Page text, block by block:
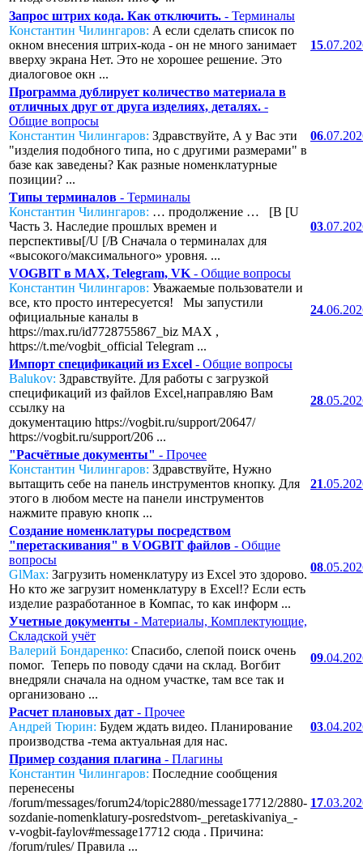
Запрос штрих кода. Как отключить. - Терминалы
Константин Чилингаров: А если сделать список по
окном внесения штрих-кода - он не много занимает
вверху экрана Нет. Это не хорошее решение. Это
диалоговое окн ...
15
Программа дублирует количество материала в
отличных друг от друга изделиях, деталях. -
Общие вопросы
Константин Чилингаров: Здравствуйте, А у Вас эти
"изделия подобного типа, но с другими размерами" в
базе как заведены? Как разные номенклатурные
позиции? ...
06
Типы терминалов - Терминалы
Константин Чилингаров: … продолжение … [B [U
Часть 3. Наследие прошлых времен и
перспективы[/U [/B Сначала о терминалах для
«высокого/максимального» уровня. ...
03
VOGBIT в MAX, Telegram, VK - Общие вопросы
Константин Чилингаров: Уважаемые пользователи и
все, кто просто интересуется! Мы запустили
официальные каналы в
https://max.ru/id7728755867_biz MAX ,
https://t.me/vogbit_official Telegram ...
24
Импорт спецификаций из Excel - Общие вопросы
Balukov: Здравствуйте. Для работы с загрузкой
спецификаций из файлов Excel,направляю Вам
ссылку на
документацию https://vogbit.ru/support/20647/
https://vogbit.ru/support/206 ...
28
"Расчётные документы" - Прочее
Константин Чилингаров: Здравствуйте, Нужно
вытащить себе на панель инструментов кнопку. Для
этого в любом месте на панели инструментов
нажмите правую кнопк ...
21
Создание номенклатуры посредством
"перетаскивания" в VOGBIT файлов - Общие
вопросы
GlMax: Загрузить номенклатуру из Excel это здорово.
Но кто же загрузит номенклатуру в Excel!? Если есть
изделие разработанное в Компас, то как информ ...
08
Учетные документы - Материалы, Комплектующие,
Складской учёт
Валерий Бондаренко: Спасибо, слепой поиск очень
помог. Теперь по поводу сдачи на склад. Вогбит
внедряли сначала на одном участке, там все так и
организовано ...
09
Расчет плановых дат - Прочее
Андрей Тюрин: Будем ждать видео. Планирование
производства -тема актуальная для нас.
03
Пример создания плагина - Плагины
Константин Чилингаров: Последние сообщения
перенесены
/forum/messages/forum24/topic2880/message17712/2880-
sozdanie-nomenklatury-posredstvom-_peretaskivaniya_-
v-vogbit-faylov#message17712 сюда . Причина:
/forum/rules/ Правила ...
17